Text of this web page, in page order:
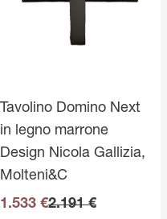
Tavolino Domino Next
in legno marrone
Design Nicola Gallizia,
Molteni&C
1.533 €2.191 €